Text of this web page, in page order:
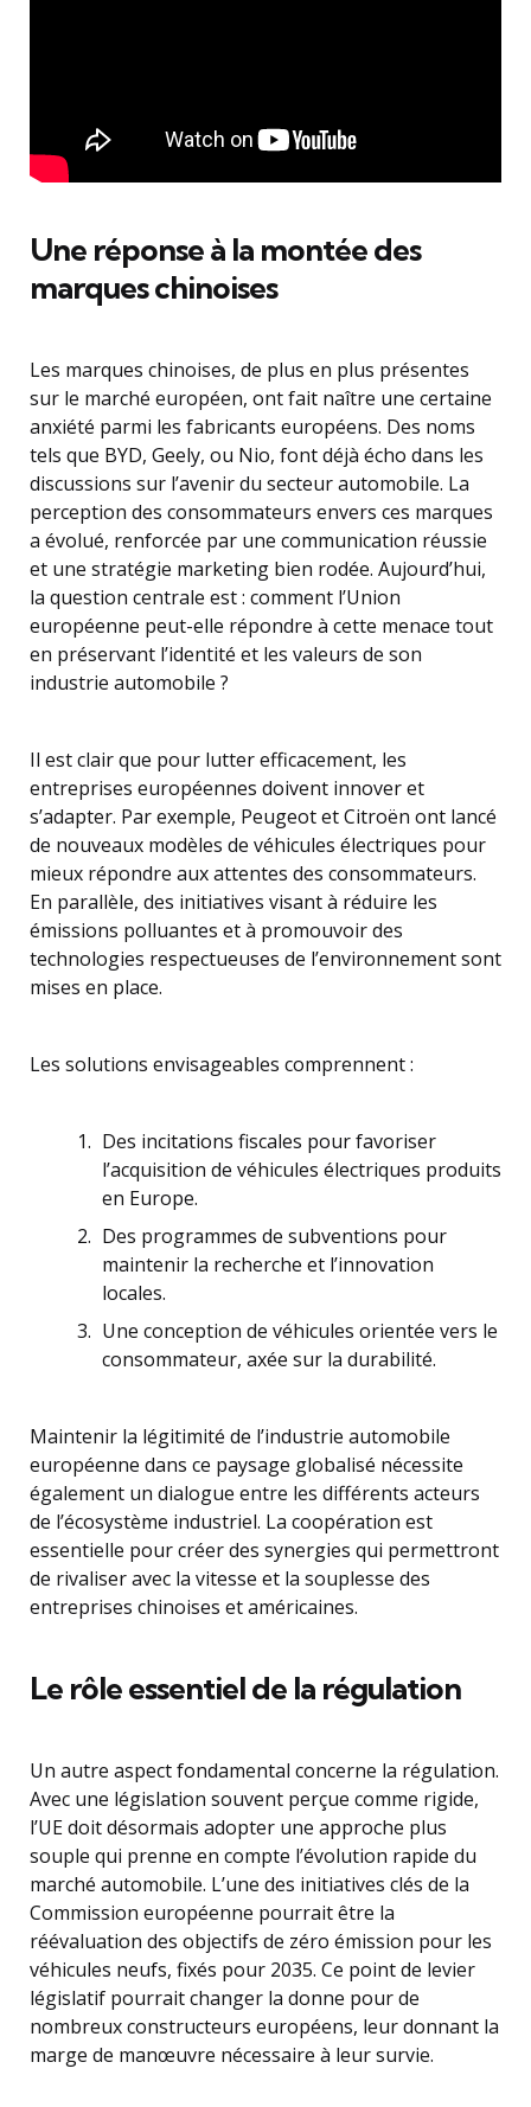
Une réponse à la montée des
marques chinoises
Les marques chinoises, de plus en plus présentes
sur le marché européen, ont fait naître une certaine
anxiété parmi les fabricants européens. Des noms
tels que BYD, Geely, ou Nio, font déjà écho dans les
discussions sur l’avenir du secteur automobile. La
perception des consommateurs envers ces marques
a évolué, renforcée par une communication réussie
et une stratégie marketing bien rodée. Aujourd’hui,
la question centrale est : comment l’Union
européenne peut-elle répondre à cette menace tout
en préservant l’identité et les valeurs de son
industrie automobile ?
Il est clair que pour lutter efficacement, les
entreprises européennes doivent innover et
s’adapter. Par exemple, Peugeot et Citroën ont lancé
de nouveaux modèles de véhicules électriques pour
mieux répondre aux attentes des consommateurs.
En parallèle, des initiatives visant à réduire les
émissions polluantes et à promouvoir des
technologies respectueuses de l’environnement sont
mises en place.
Les solutions envisageables comprennent :
Des incitations fiscales pour favoriser
l’acquisition de véhicules électriques produits
en Europe.
Des programmes de subventions pour
maintenir la recherche et l’innovation
locales.
Une conception de véhicules orientée vers le
consommateur, axée sur la durabilité.
Maintenir la légitimité de l’industrie automobile
européenne dans ce paysage globalisé nécessite
également un dialogue entre les différents acteurs
de l’écosystème industriel. La coopération est
essentielle pour créer des synergies qui permettront
de rivaliser avec la vitesse et la souplesse des
entreprises chinoises et américaines.
Le rôle essentiel de la régulation
Un autre aspect fondamental concerne la régulation.
Avec une législation souvent perçue comme rigide,
l’UE doit désormais adopter une approche plus
souple qui prenne en compte l’évolution rapide du
marché automobile. L’une des initiatives clés de la
Commission européenne pourrait être la
réévaluation des objectifs de zéro émission pour les
véhicules neufs, fixés pour 2035. Ce point de levier
législatif pourrait changer la donne pour de
nombreux constructeurs européens, leur donnant la
marge de manœuvre nécessaire à leur survie.